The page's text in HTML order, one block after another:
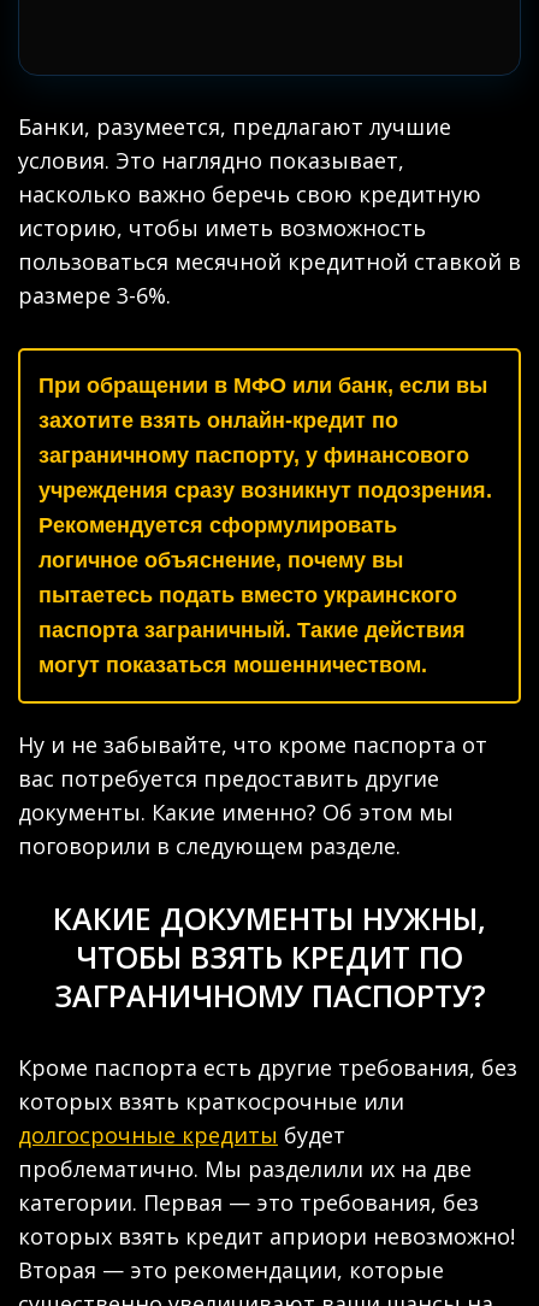
Банки, разумеется, предлагают лучшие
условия. Это наглядно показывает,
насколько важно беречь свою кредитную
историю, чтобы иметь возможность
пользоваться месячной кредитной ставкой в
размере 3-6%.
При обращении в МФО или банк, если вы
захотите взять онлайн-кредит по
заграничному паспорту, у финансового
учреждения сразу возникнут подозрения.
Рекомендуется сформулировать
логичное объяснение, почему вы
пытаетесь подать вместо украинского
паспорта заграничный. Такие действия
могут показаться мошенничеством.
Ну и не забывайте, что кроме паспорта от
вас потребуется предоставить другие
документы. Какие именно? Об этом мы
поговорили в следующем разделе.
КАКИЕ ДОКУМЕНТЫ НУЖНЫ,
ЧТОБЫ ВЗЯТЬ КРЕДИТ ПО
ЗАГРАНИЧНОМУ ПАСПОРТУ?
Кроме паспорта есть другие требования, без
которых взять краткосрочные или
долгосрочные кредиты будет
проблематично. Мы разделили их на две
категории. Первая — это требования, без
которых взять кредит априори невозможно!
Вторая — это рекомендации, которые